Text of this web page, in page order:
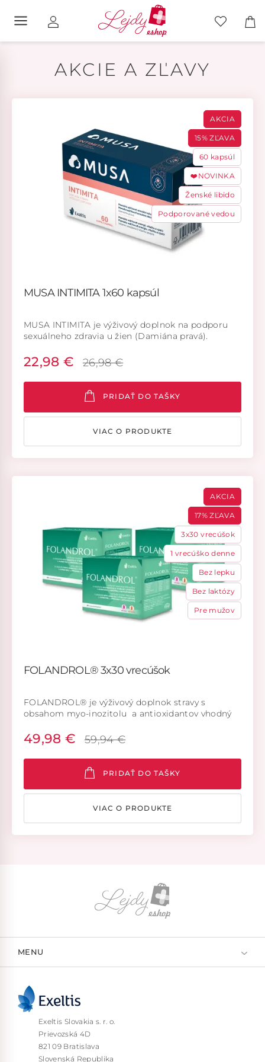
AKCIE A ZĽAVY
AKCIA
15% ZĽAVA
60 kapsúl
❤️NOVINKA
Ženské libido
Podporované vedou
MUSA INTIMITA 1x60 kapsúl
MUSA INTIMITA je výživový doplnok na podporu
sexuálneho zdravia u žien (Damiána pravá).
opojná).
22,98 € 26,98 €
PRIDAŤ DO TAŠKY
VIAC O PRODUKTE
AKCIA
17% ZĽAVA
3x30 vrecúšok
1 vrecúško denne
Bez lepku
Bez laktózy
Pre mužov
FOLANDROL® 3x30 vrecúšok
FOLANDROL® je výživový doplnok stravy s
obsahom myo-inozitolu a antioxidantov vhodný
49,98 € 59,94 €
PRIDAŤ DO TAŠKY
VIAC O PRODUKTE
MENU
Exeltis Slovakia s. r. o.
Prievozská 4D
821 09 Bratislava
Slovenská Republika